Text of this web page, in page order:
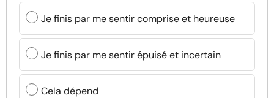
Je finis par me sentir comprise et heureuse
Je finis par me sentir épuisé et incertain
Cela dépend